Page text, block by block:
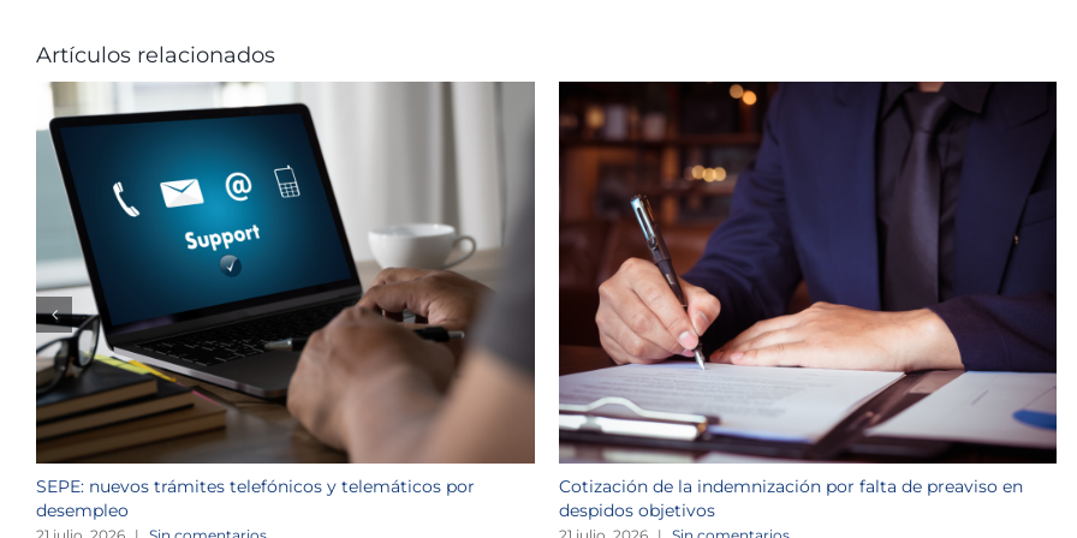
Artículos relacionados
SEPE: nuevos trámites telefónicos y telemáticos por
desempleo
Cotización de la indemnización por falta de preaviso en
despidos objetivos